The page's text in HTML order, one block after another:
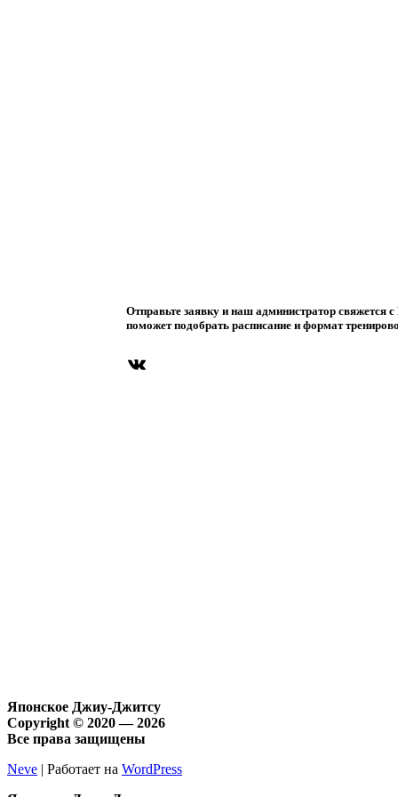
Отправьте заявку и наш администратор свяжется
поможет подобрать расписание и формат
ВКонтакте
Японское Джиу-Джитсу
Copyright © 2020 — 2026
Все права защищены
Neve | Работает на WordPress